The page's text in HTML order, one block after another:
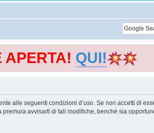
APERTA! QUI!
alle seguenti condizioni d’uso. Se non accetti di
avvisarti di tali modifiche, benché sia